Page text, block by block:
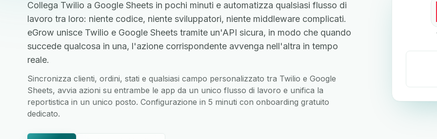
Collega Twilio a Google Sheets in pochi minuti e automatizza qualsiasi flusso di
lavoro tra loro: niente codice, niente sviluppatori, niente middleware complicati.
eGrow unisce Twilio e Google Sheets tramite un'API sicura, in modo che quando
succede qualcosa in una, l'azione corrispondente avvenga nell'altra in tempo
reale.
Sincronizza clienti, ordini, stati e qualsiasi campo personalizzato tra Twilio e Google
Sheets, avvia azioni su entrambe le app da un unico flusso di lavoro e unifica la
reportistica in un unico posto. Configurazione in 5 minuti con onboarding gratuito
dedicato.